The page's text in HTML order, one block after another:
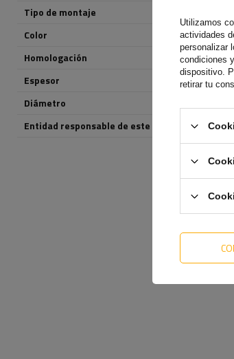
Tipo de montaje
Color
Homologación
Espesor
Diámetro
Entidad responsable de este producto en la UE
Utilizamos
actividades
personalizar
condiciones
dispositivo.
retirar tu